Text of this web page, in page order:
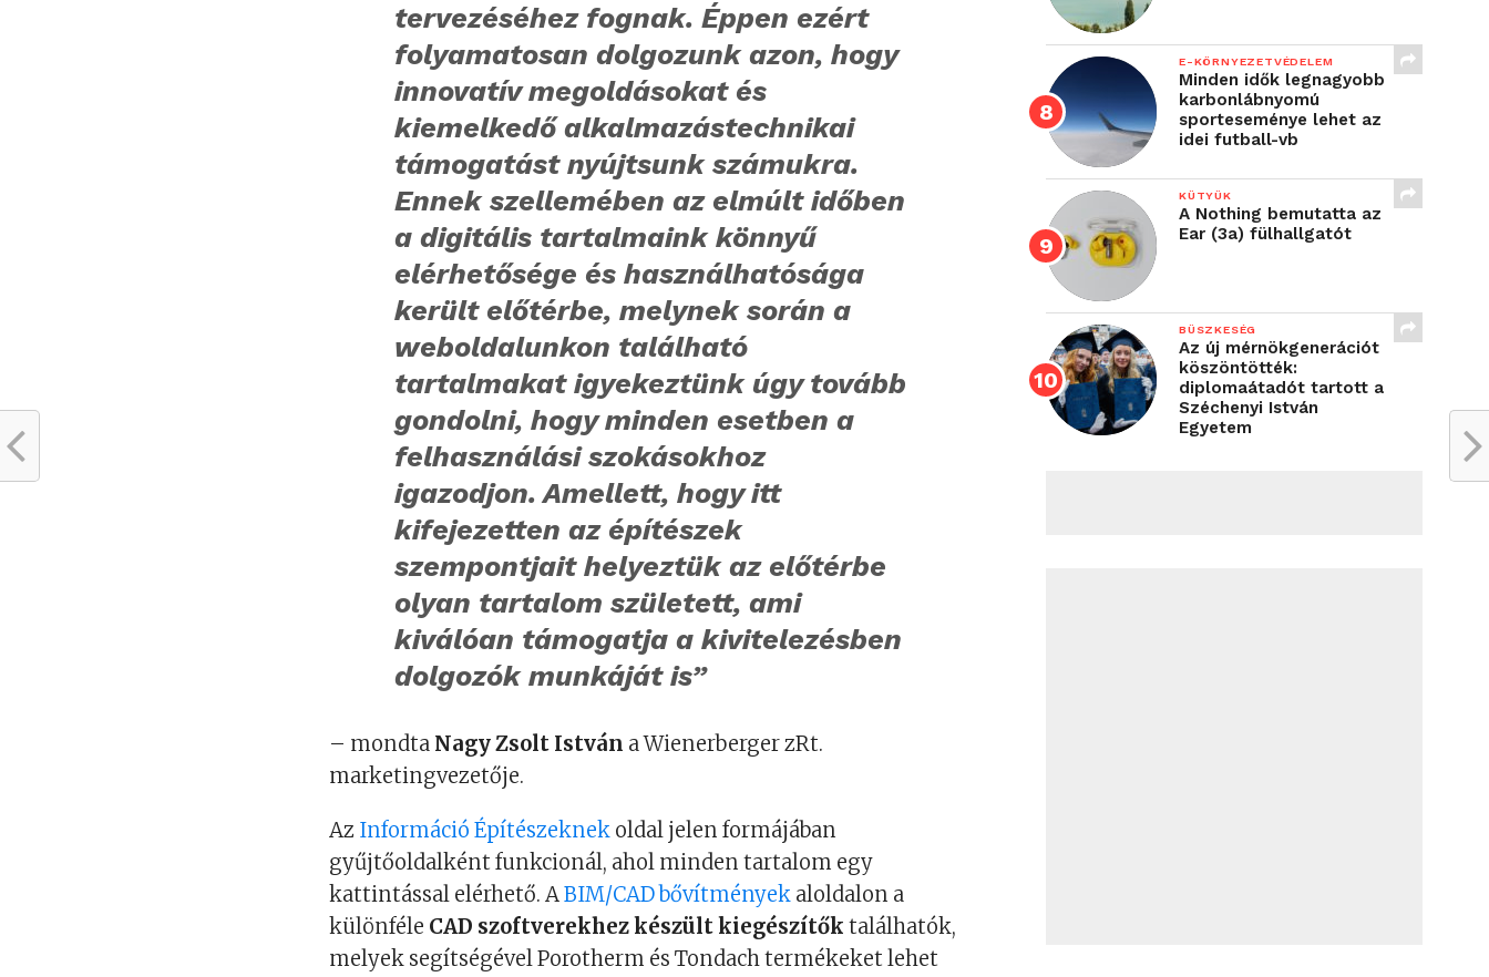
tervezéséhez fognak. Éppen ezért
folyamatosan dolgozunk azon, hogy
innovatív megoldásokat és
kiemelkedő alkalmazástechnikai
támogatást nyújtsunk számukra.
Ennek szellemében az elmúlt időben
a digitális tartalmaink könnyű
elérhetősége és használhatósága
került előtérbe, melynek során a
weboldalunkon található
tartalmakat igyekeztünk úgy tovább
gondolni, hogy minden esetben a
felhasználási szokásokhoz
igazodjon. Amellett, hogy itt
kifejezetten az építészek
szempontjait helyeztük az előtérbe
olyan tartalom született, ami
kiválóan támogatja a kivitelezésben
dolgozók munkáját is”
– mondta Nagy Zsolt István a Wienerberger zRt.
marketingvezetője.
Az Információ Építészeknek oldal jelen formájában
gyűjtőoldalként funkcionál, ahol minden tartalom egy
kattintással elérhető. ABIM/CAD bővítmények aloldalon a
különféle CAD szoftverekhez készült kiegészítők találhatók,
melyek segítségével Porotherm és Tondach termékeket lehet
E-KÖRNYEZETVÉDELEM
Minden idők legnagyobb
karbonlábnyomú
sporteseménye lehet az
idei futball-vb
KÜTYÜK
A Nothing bemutatta az
Ear (3a) fülhallgatót
BÜSZKESÉG
Az új mérnökgenerációt
köszöntötték:
diplomaátadót tartott a
Széchenyi István
Egyetem